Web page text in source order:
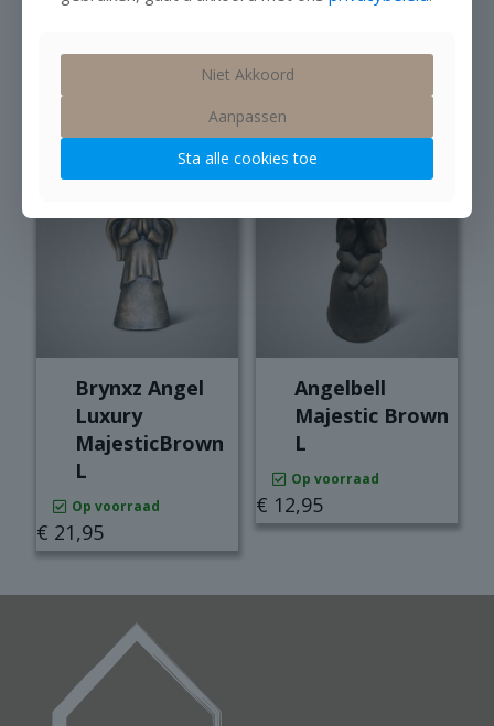
Egg Jewel
Op voorraad
€23,95
Brynxz Angel
Luxury
MajesticBrown
L
Op voorraad
€ 21,95
Angelbell
Majestic Brown
L
Op voorraad
€ 12,95
Niet Akkoord
Aanpassen
Sta alle cookies toe